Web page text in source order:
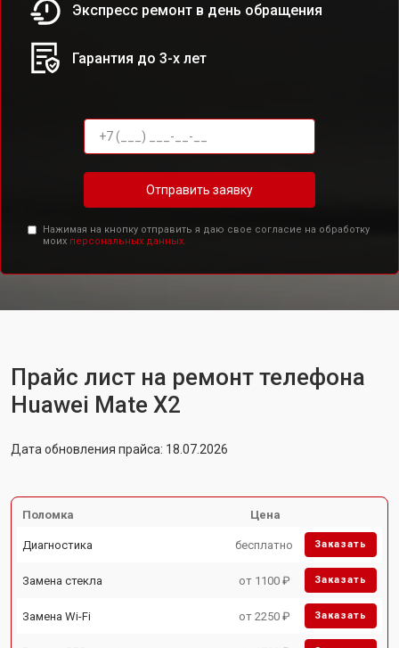
Экспресс ремонт в день обращения
Гарантия до 3-х лет
Отправить заявку
Нажимая на кнопку отправить я даю свое согласие на обработку
моих персональных данных.
Прайс лист на ремонт телефона
Huawei Mate X2
Дата обновления прайса: 18.07.2026
Поломка Цена
Диагностика бесплатно Заказать
Замена стекла от 1100 ₽ Заказать
Замена Wi-Fi от 2250 ₽ Заказать